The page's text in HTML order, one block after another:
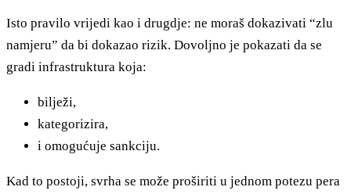
Isto pravilo vrijedi kao i drugdje: ne moraš dokazivati “zlu
namjeru” da bi dokazao rizik. Dovoljno je pokazati da se
gradi infrastruktura koja:
bilježi,
kategorizira,
i omogućuje sankciju.
Kad to postoji, svrha se može proširiti u jednom potezu pera